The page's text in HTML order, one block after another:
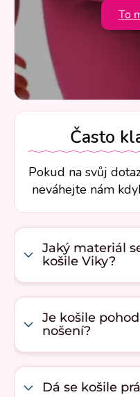
To
Často
Pokud na svůj
neváhejte nám
Jaký materiál
košile Viky?
Je košile
nošení?
Dá se košile